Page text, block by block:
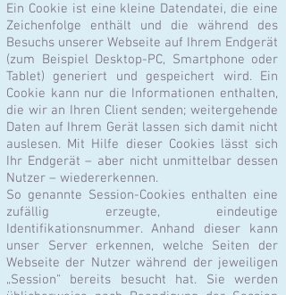
Ein Cookie ist eine kleine Datendatei, die eine
Zeichenfolge enthält und die während des
Besuchs unserer Webseite auf Ihrem Endgerät
(zum Beispiel Desktop-PC, Smartphone oder
Tablet) generiert und gespeichert wird. Ein
Cookie kann nur die Informationen enthalten,
die wir an Ihren Client senden; weitergehende
Daten auf Ihrem Gerät lassen sich damit nicht
auslesen. Mit Hilfe dieser Cookies lässt sich
Ihr Endgerät – aber nicht unmittelbar dessen
Nutzer – wiedererkennen.
So genannte Session-Cookies enthalten eine
zufällig erzeugte, eindeutige
Identifikationsnummer. Anhand dieser kann
unser Server erkennen, welche Seiten der
Webseite der Nutzer während der jeweiligen
„Session“ bereits besucht hat. Sie werden